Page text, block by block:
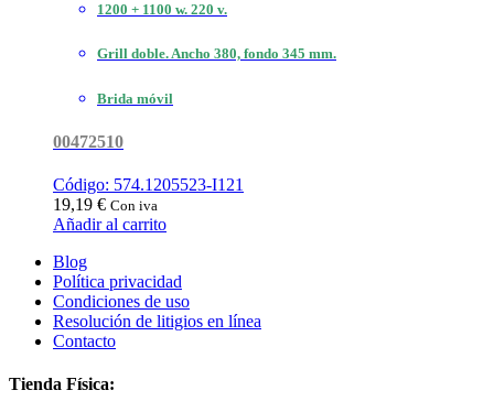
1200 + 1100 w. 220 v.
Grill doble. Ancho 380, fondo 345 mm.
Brida móvil
00472510
Código: 574.1205523-I121
19,19 € Con iva
Añadir al carrito
Blog
Política privacidad
Condiciones de uso
Resolución de litigios en línea
Contacto
Tienda Física: